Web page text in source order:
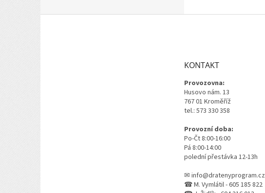
KONTAKT
Provozovna:
Husovo nám. 13
767 01 Kroměříž
tel.: 573 330 358
Provozní doba:
Po-Čt 8:00-16:00
Pá 8:00-14:00
polední přestávka 12-13h
✉ info@dratenyprogram.cz
☎ M. Vymlátil - 605 185 822